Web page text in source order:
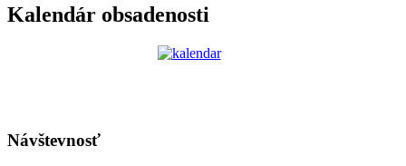
Kalendár obsadenosti
Návštevnosť